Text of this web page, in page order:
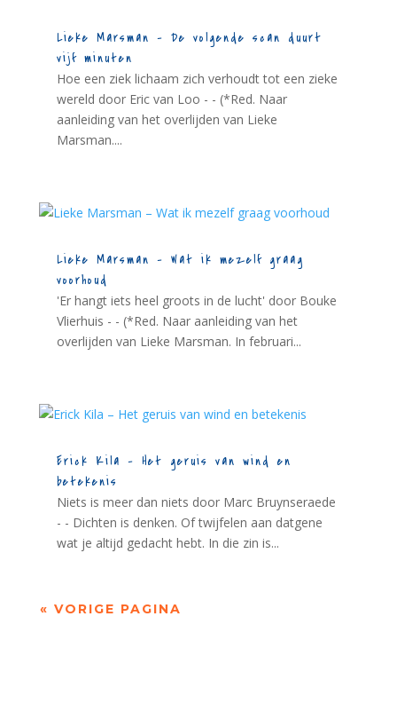
Lieke Marsman – De volgende scan duurt
vijf minuten
Hoe een ziek lichaam zich verhoudt tot een zieke
wereld door Eric van Loo - - (*Red. Naar
aanleiding van het overlijden van Lieke
Marsman....
Lieke Marsman – Wat ik mezelf graag
voorhoud
'Er hangt iets heel groots in de lucht' door Bouke
Vlierhuis - - (*Red. Naar aanleiding van het
overlijden van Lieke Marsman. In februari...
Erick Kila – Het geruis van wind en
betekenis
Niets is meer dan niets door Marc Bruynseraede
- - Dichten is denken. Of twijfelen aan datgene
wat je altijd gedacht hebt. In die zin is...
« VORIGE PAGINA